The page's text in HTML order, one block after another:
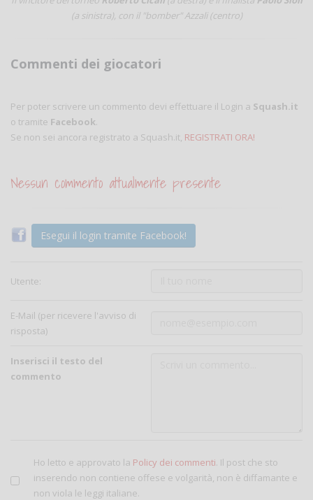
(a sinistra), con il "bomber" Azzali (centro)
Commenti dei giocatori
Per poter scrivere un commento devi effettuare il Login a Squash.it
o tramite Facebook.
Se non sei ancora registrato a Squash.it, REGISTRATI ORA!
Nessun commento attualmente presente
Esegui il login tramite Facebook!
Utente:
E-Mail (per ricevere l'avviso di
risposta)
Inserisci il testo del
commento
Ho letto e approvato la Policy dei commenti. Il post che sto
inserendo non contiene offese e volgarità, non è diffamante e
non viola le leggi italiane.